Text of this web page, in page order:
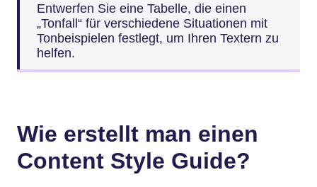
Entwerfen Sie eine Tabelle, die einen
„Tonfall“ für verschiedene Situationen mit
Tonbeispielen festlegt, um Ihren Textern zu
helfen.
Wie erstellt man einen
Content Style Guide?